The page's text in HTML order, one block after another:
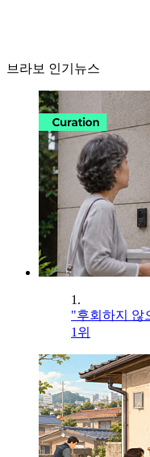
브라보 인기뉴스
1.
"후회하지 않
1위